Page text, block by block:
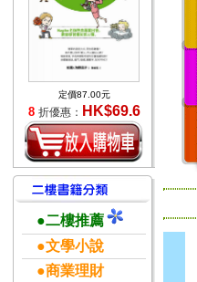
定價87.00元
8 折優惠： HK$69.6
●二樓推薦
●文學小說
●商業理財